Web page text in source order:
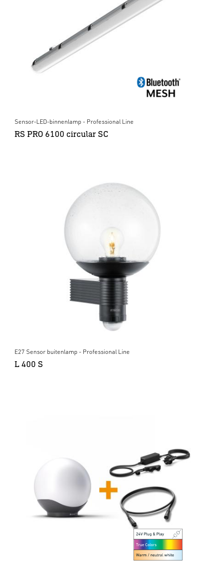
Sensor-LED-binnenlamp - Professional Line
RS PRO 6100 circular SC
E27 Sensor buitenlamp - Professional Line
L 400 S